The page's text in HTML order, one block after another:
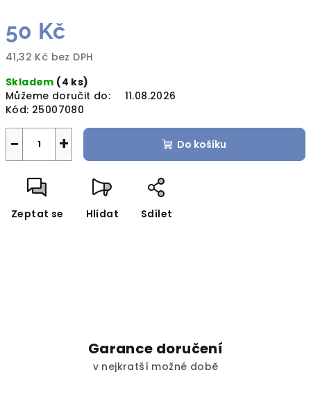
50 Kč
41,32 Kč bez DPH
cena:
Skladem (4 ks)
Můžeme doručit do:
11.08.2026
Kód: 25007080
+
− Do košíku
Zeptat se Hlídat Sdílet
Garance doručení
v nejkratší možné době